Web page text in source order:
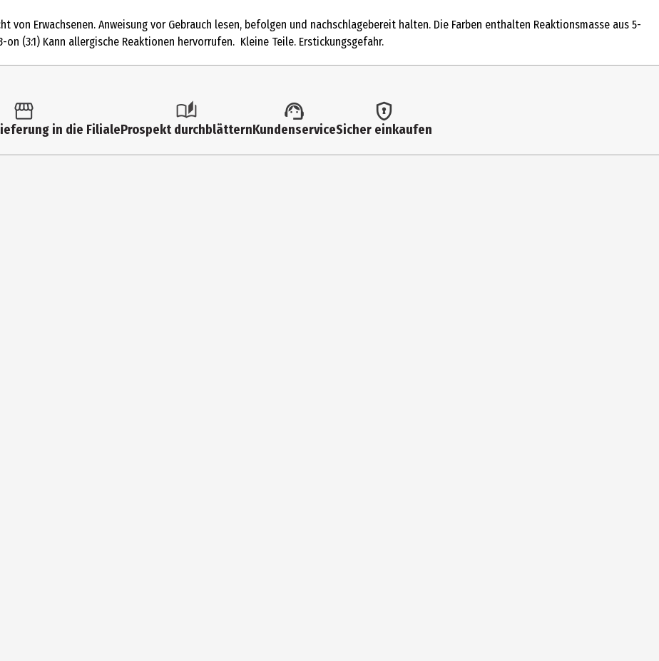
5 Jahre
7 Jahre
Ravensburger Verlag GmbH
Robert - Bosch - Str. 1 88214 Ravensburg
von Erwachsenen. Anweisung vor Gebrauch lesen, befolgen und nachschlagebereit halten. Die Farben enthalten Reaktionsmasse aus 5-
(3:1) Kann allergische Reaktionen hervorrufen. Kleine Teile. Erstickungsgefahr.
in die FilialeProspekt durchblätternKundenserviceSicher einkaufen